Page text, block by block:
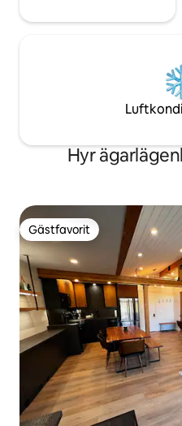
Hyr
Gästfavorit
Gästfavorit